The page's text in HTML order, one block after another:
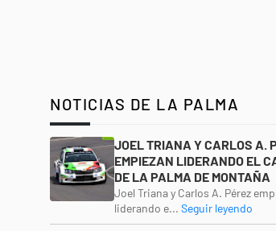
NOTICIAS DE LA PALMA
JOEL TRIANA Y CARLOS A.
EMPIEZAN LIDERANDO EL
DE LA PALMA DE MONTAÑA
Joel Triana y Carlos A. Pérez
liderando e... Seguir leyendo